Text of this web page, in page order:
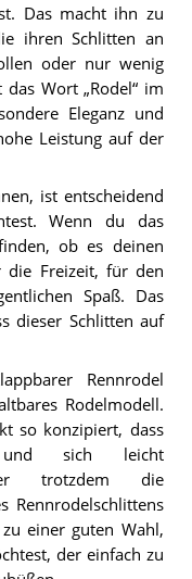
Das macht ihn zu
ihren Schlitten an
oder nur wenig
Wort „Rodel“ im
Eleganz und
Leistung auf der
ist entscheidend
Wenn du das
ob es deinen
die Freizeit, für den
Spaß. Das
dieser Schlitten auf
Rennrodel
Rodelmodell.
so konzipiert, dass
und sich leicht
trotzdem die
Rennrodelschlittens
einer guten Wahl,
der einfach zu